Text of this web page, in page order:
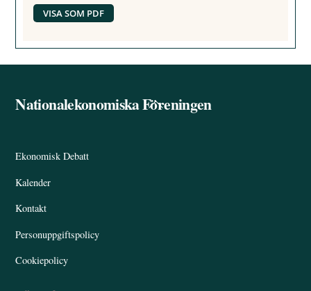
VISA SOM PDF
Back
Nationalekonomiska Föreningen
Ekonomisk Debatt
Kalender
Kontakt
Personuppgiftspolicy
Cookiepolicy